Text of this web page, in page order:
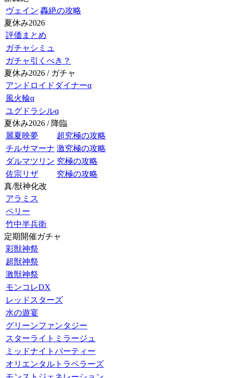
ヴェイン 轟絶の攻略
夏休み2026
評価まとめ
ガチャシミュ
ガチャ引くべき？
夏休み2026 / ガチャ
アンドロイドダイナーα
風火輪α
ユグドラシルα
夏休み2026 / 降臨
麗夏映夢
超究極の攻略
チルサマーナ 激究極の攻略
ダルマツリン 究極の攻略
佐宗リザ
究極の攻略
真/獣神化改
アラミス
ペリー
竹中半兵衛
定期開催ガチャ
彩獣神祭
超獣神祭
激獣神祭
モンコレDX
レッドスターズ
水の遊宴
グリーンファンタジー
スターライトミラージュ
ミッドナイトパーティー
オリエンタルトラベラーズ